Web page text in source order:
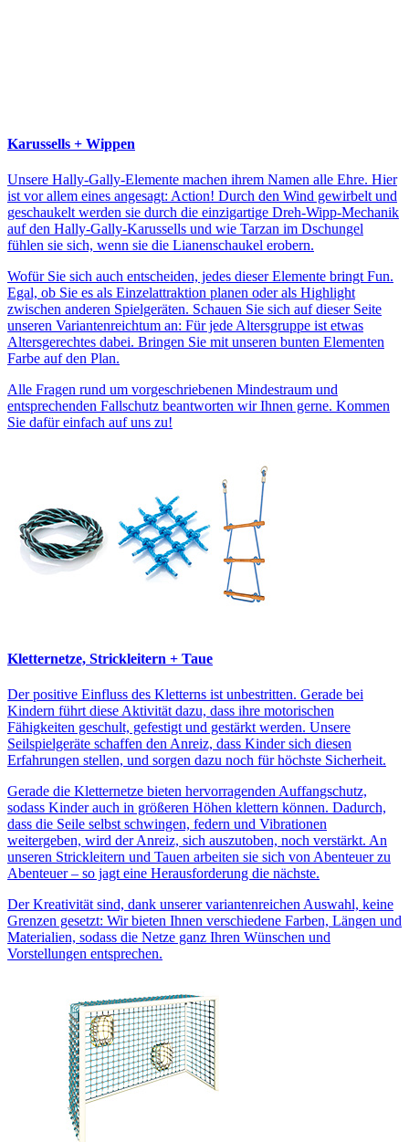
Karussells + Wippen
Unsere Hally-Gally-Elemente machen ihrem Namen alle Ehre. Hier
ist vor allem eines angesagt: Action! Durch den Wind gewirbelt und
geschaukelt werden sie durch die einzigartige Dreh-Wipp-Mechanik
auf den Hally-Gally-Karussells und wie Tarzan im Dschungel
fühlen sie sich, wenn sie die Lianenschaukel erobern.
Wofür Sie sich auch entscheiden, jedes dieser Elemente bringt Fun.
Egal, ob Sie es als Einzelattraktion planen oder als Highlight
zwischen anderen Spielgeräten. Schauen Sie sich auf dieser Seite
unseren Variantenreichtum an: Für jede Altersgruppe ist etwas
Altersgerechtes dabei. Bringen Sie mit unseren bunten Elementen
Farbe auf den Plan.
Alle Fragen rund um vorgeschriebenen Mindestraum und
entsprechenden Fallschutz beantworten wir Ihnen gerne. Kommen
Sie dafür einfach auf uns zu!
Kletternetze, Strickleitern + Taue
Der positive Einfluss des Kletterns ist unbestritten. Gerade bei
Kindern führt diese Aktivität dazu, dass ihre motorischen
Fähigkeiten geschult, gefestigt und gestärkt werden. Unsere
Seilspielgeräte schaffen den Anreiz, dass Kinder sich diesen
Erfahrungen stellen, und sorgen dazu noch für höchste Sicherheit.
Gerade die Kletternetze bieten hervorragenden Auffangschutz,
sodass Kinder auch in größeren Höhen klettern können. Dadurch,
dass die Seile selbst schwingen, federn und Vibrationen
weitergeben, wird der Anreiz, sich auszutoben, noch verstärkt. An
unseren Strickleitern und Tauen arbeiten sie sich von Abenteuer zu
Abenteuer – so jagt eine Herausforderung die nächste.
Der Kreativität sind, dank unserer variantenreichen Auswahl, keine
Grenzen gesetzt: Wir bieten Ihnen verschiedene Farben, Längen und
Materialien, sodass die Netze ganz Ihren Wünschen und
Vorstellungen entsprechen.